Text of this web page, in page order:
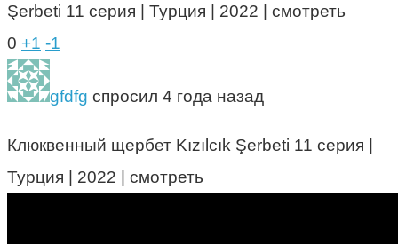
Şerbeti 11 серия | Турция | 2022 | смотреть
0 +1 -1
gfdfg спросил 4 года назад
Клюквенный щербет Kızılcık Şerbeti 11 серия |
Турция | 2022 | смотреть